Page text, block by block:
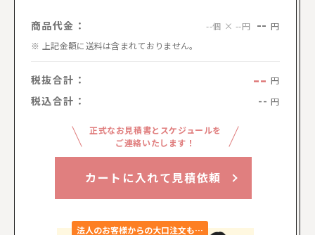
商品代金： --個 × --円 -- 円
上記金額に送料は含まれておりません。
税抜合計： -- 円
税込合計： -- 円
正式なお見積書とスケジュールを
ご連絡いたします！
カートに入れて見積依頼
法人のお客様からの大口注文も…